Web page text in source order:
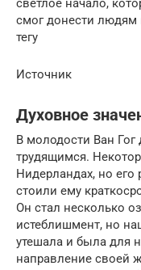
светлое начало,
смог донести людям
тегу
Источник
Духовное
В молодости Ван
трудящимся.
Нидерландах, но
стоили ему
Он стал несколько
истеблишмент, но
утешала и была для
направление своей